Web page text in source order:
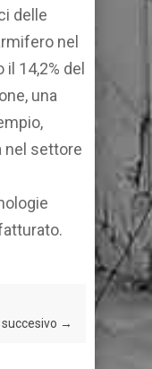
delle
nel
14,2% del
una
nel settore
→